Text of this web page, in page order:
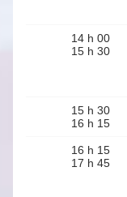
14 h 00
15 h 30
15 h 30
16 h 15
16 h 15
17 h 45